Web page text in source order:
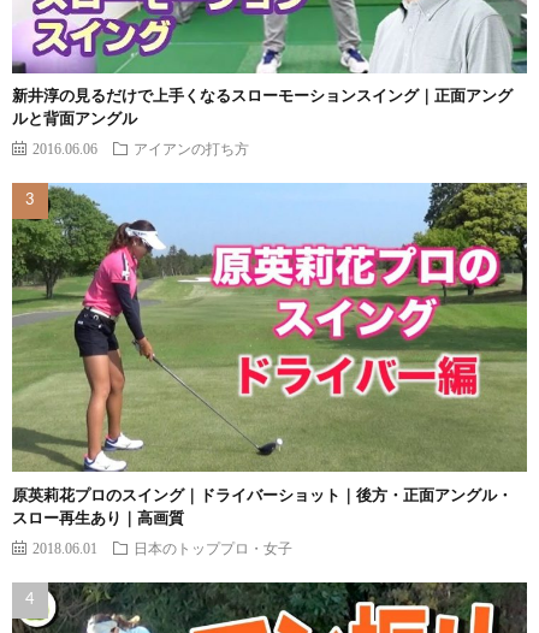
新井淳の見るだけで上手くなるスローモーションスイング｜正面アング
ルと背面アングル
2016.06.06 アイアンの打ち方
原英莉花プロのスイング｜ドライバーショット｜後方・正面アングル・
スロー再生あり｜高画質
2018.06.01 日本のトッププロ・女子